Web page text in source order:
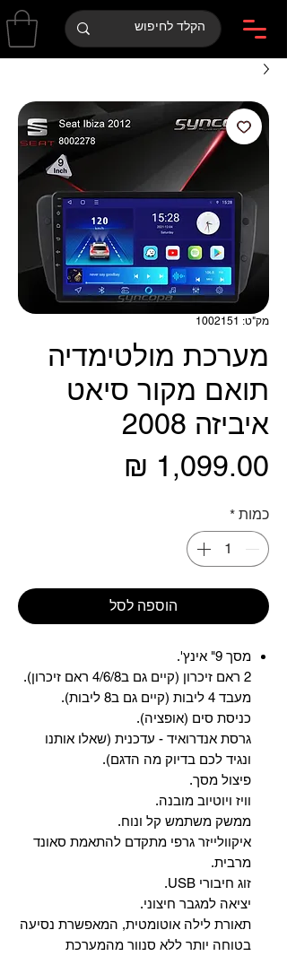
מק"ט: 1002151
מערכת מולטימדיה
תואם מקור סיאט
איביזה 2008
כמות *
הוספה לסל
מסך 9" אינץ'.
2 ראם זיכרון (קיים גם ב4/6/8 ראם זיכרון).
מעבד 4 ליבות (קיים גם ב8 ליבות).
כניסת סים (אופציה).
גרסת אנדרואיד - עדכנית (שאלו אותנו
ונגיד לכם בדיוק מה הדגם).
פיצול מסך.
וויז ויוטיוב מובנה.
ממשק משתמש קל ונוח.
איקוולייזר גרפי מתקדם להתאמת סאונד
מרבית.
זוג חיבורי USB.
יציאה למגבר חיצוני.
תאורת לילה אוטומטית, המאפשרת נסיעה
בטוחה יותר ללא סנוור מהמערכת